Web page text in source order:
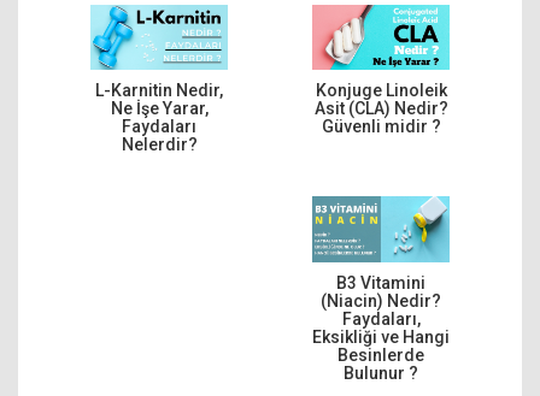
L-Karnitin Nedir,
Ne İşe Yarar,
Faydaları
Nelerdir?
Konjuge Linoleik
Asit (CLA) Nedir?
Güvenli midir ?
B3 Vitamini
(Niacin) Nedir?
Faydaları,
Eksikliği ve Hangi
Besinlerde
Bulunur ?